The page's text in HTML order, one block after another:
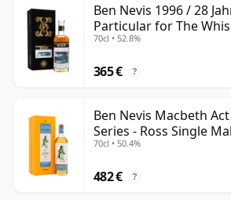
Ben Nevis 1996 / 28
Particular for The
70cl • 52.8%
365 € ?
Ben Nevis Macbeth
Series - Ross Single
70cl • 50.4%
482 € ?